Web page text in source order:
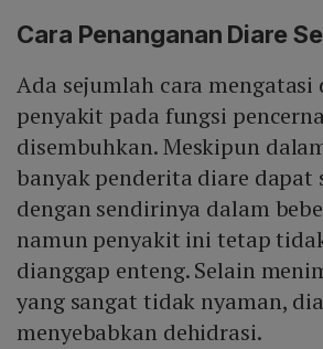
Cara Penanganan Diare
Ada sejumlah cara mengatasi
penyakit pada fungsi
disembuhkan. Meskipun
banyak penderita diare dapat
dengan sendirinya dalam
namun penyakit ini tetap
dianggap enteng. Selain
yang sangat tidak nyaman,
menyebabkan dehidrasi.